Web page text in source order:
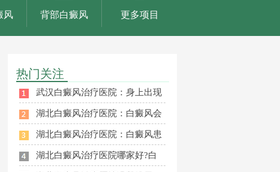
风 背部白癜风 更多项目
热门关注
武汉白癜风治疗医院：身上出现
湖北白癜风治疗医院：白癜风会
湖北白癜风治疗医院：白癜风患
湖北白癜风治疗医院哪家好?白